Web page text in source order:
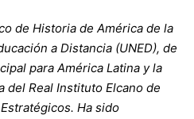
de Historia de América de la
a Distancia (UNED), de
para América Latina y la
del Real Instituto Elcano de
Ha sido